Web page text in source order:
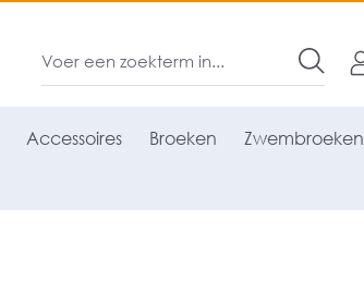
Accessoires Broeken Zwembroeken